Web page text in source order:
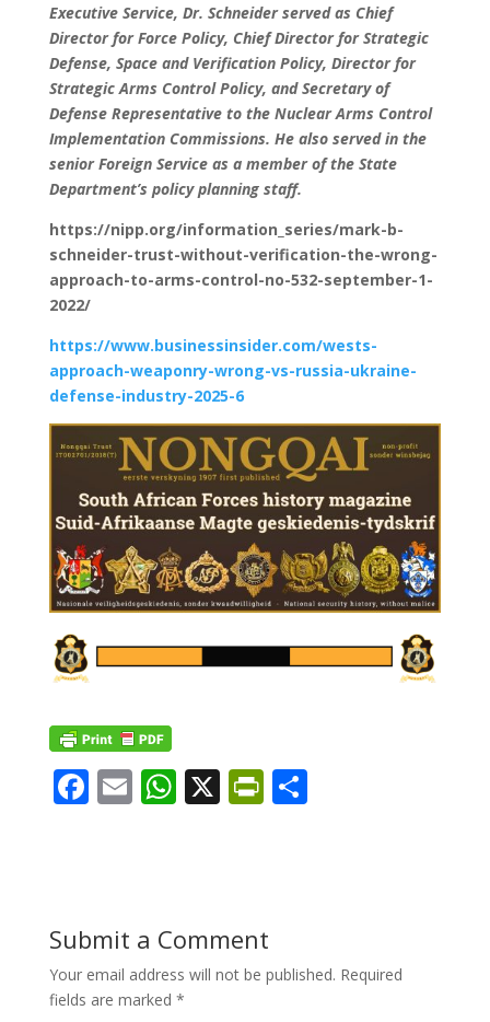
Executive Service, Dr. Schneider served as Chief
Director for Force Policy, Chief Director for Strategic
Defense, Space and Verification Policy, Director for
Strategic Arms Control Policy, and Secretary of
Defense Representative to the Nuclear Arms Control
Implementation Commissions. He also served in the
senior Foreign Service as a member of the State
Department’s policy planning staff.
https://nipp.org/information_series/mark-b-
schneider-trust-without-verification-the-wrong-
approach-to-arms-control-no-532-september-1-
2022/
https://www.businessinsider.com/wests-
approach-weaponry-wrong-vs-russia-ukraine-
defense-industry-2025-6
F
o
o
k
E W
A
p
p
X Pr
e
n
dl
S
Submit a Comment
Your email address will not be published. Required
fields are marked *